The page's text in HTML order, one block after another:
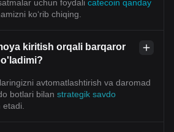
uchun foydali catecoin qanday
koʻrib chiqing.
kiritish orqali barqaror
avtomatlashtirish va daromad
botlari bilan strategik savdo